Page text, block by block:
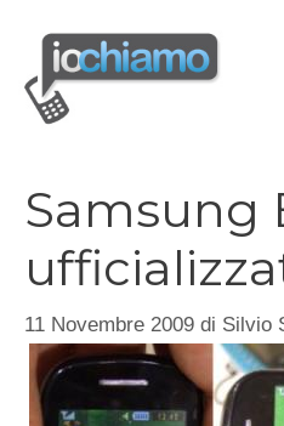
contenuto
Samsung
11 Novembre 2009 di Silvio